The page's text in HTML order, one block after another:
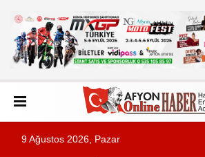
9 Ağustos 2026, Pazar